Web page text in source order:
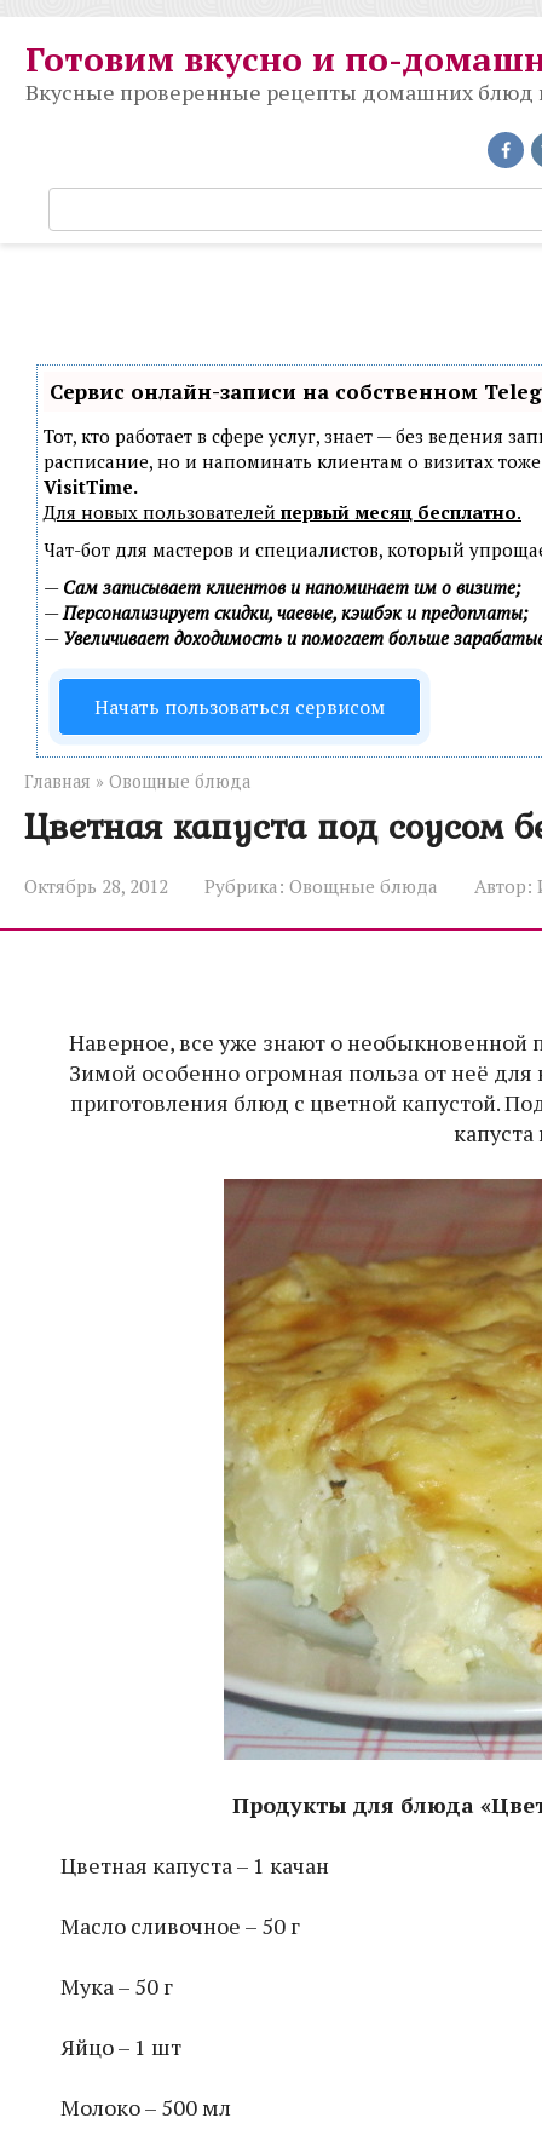
контенту
Готовим вкусно и по-
Вкусные проверенные рецепты домашних блюд
о
Сервис онлайн-записи на собственном
Тот, кто работает в сфере услуг, знает — без ведения
расписание, но и напоминать клиентам о визитах
VisitTime.
Для новых пользователей первый месяц бесплатно.
Чат-бот для мастеров и специалистов, который
— Сам записывает клиентов и напоминает им о визите;
—Персонализирует скидки, чаевые, кэшбэк и предоплаты;
— Увеличивает доходимость и помогает больше
Начать пользоваться сервисом
Главная » Овощные блюда
Цветная капуста под соусом
Октябрь 28, 2012 Рубрика: Овощные блюда Автор:
Наверное, все уже знают о необыкновенной
Зимой особенно огромная польза от неё
приготовления блюд с цветной капустой.
Продукты для блюда
Цветная капуста – 1 качан
Масло сливочное – 50 г
Мука – 50 г
Яйцо – 1 шт
Молоко – 500 мл